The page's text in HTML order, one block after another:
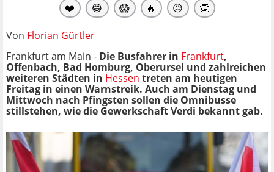
❤️ 😂 😱 🔥 😥 👏
Von Florian Gürtler
Frankfurt am Main - Die Busfahrer in Frankfurt,
Offenbach, Bad Homburg, Oberursel und zahlreichen
weiteren Städten in Hessen treten am heutigen
Freitag in einen Warnstreik. Auch am Dienstag und
Mittwoch nach Pfingsten sollen die Omnibusse
stillstehen, wie die Gewerkschaft Verdi bekannt gab.